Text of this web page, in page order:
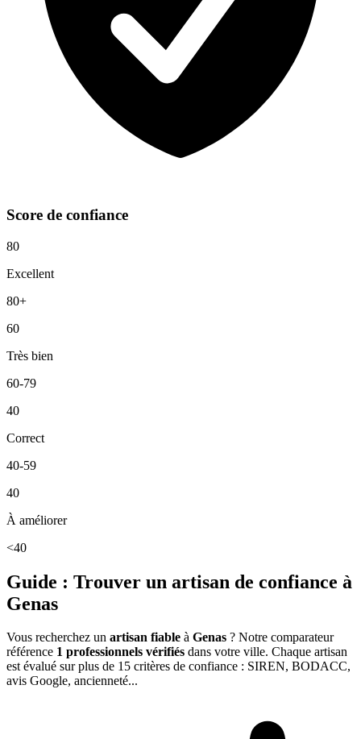
Score de confiance
80
Excellent
80+
60
Très bien
60-79
40
Correct
40-59
40
À améliorer
<40
Guide : Trouver un artisan de confiance à
Genas
Vous recherchez un artisan fiable à Genas ? Notre comparateur
référence 1 professionnels vérifiés dans votre ville. Chaque artisan
est évalué sur plus de 15 critères de confiance : SIREN, BODACC,
avis Google, ancienneté...